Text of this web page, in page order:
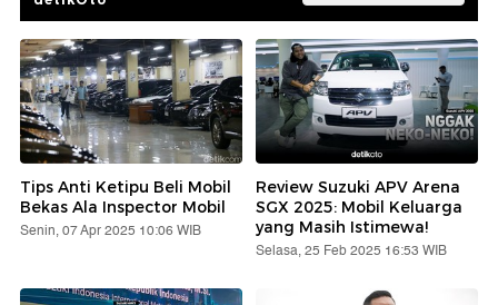
Tips Anti Ketipu Beli Mobil
Bekas Ala Inspector Mobil
Senin, 07 Apr 2025 10:06 WIB
Review Suzuki APV Arena
SGX 2025: Mobil Keluarga
yang Masih Istimewa!
Selasa, 25 Feb 2025 16:53 WIB